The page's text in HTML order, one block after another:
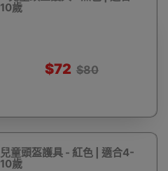
10歲
$72 $80
兒童頭盔護具 - 紅色 | 適合4-
10歲